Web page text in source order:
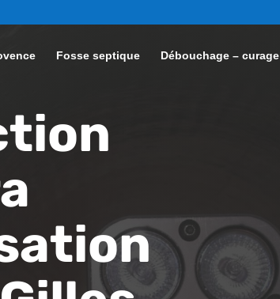
Fosse septique Débouchage – curage